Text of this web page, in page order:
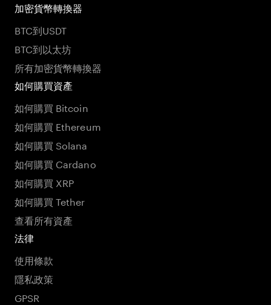
加密貨幣轉換器
BTC到USDT
BTC到以太坊
所有加密貨幣轉換器
如何購買資產
如何購買 Bitcoin
如何購買 Ethereum
如何購買 Solana
如何購買 Cardano
如何購買 XRP
如何購買 Tether
查看所有資產
法律
使用條款
隱私政策
GPSR